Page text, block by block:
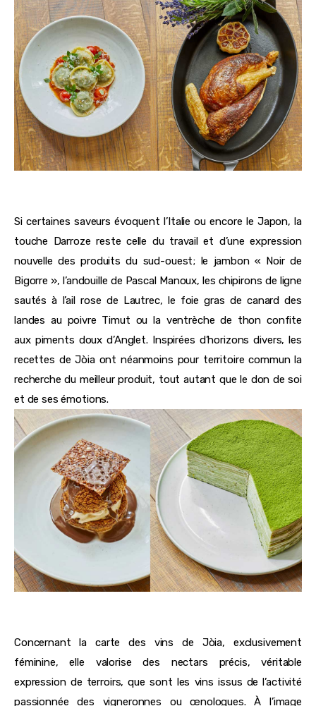
Si certaines saveurs évoquent l’Italie ou encore le Japon, la
touche Darroze reste celle du travail et d’une expression
nouvelle des produits du sud-ouest; le jambon « Noir de
Bigorre », l’andouille de Pascal Manoux, les chipirons de ligne
sautés à l’ail rose de Lautrec, le foie gras de canard des
landes au poivre Timut ou la ventrèche de thon confite
aux piments doux d’Anglet. Inspirées d’horizons divers, les
recettes de Jòia ont néanmoins pour territoire commun la
recherche du meilleur produit, tout autant que le don de soi
et de ses émotions.
Concernant la carte des vins de Jòia, exclusivement
féminine, elle valorise des nectars précis, véritable
expression de terroirs, que sont les vins issus de l’activité
passionnée des vigneronnes ou œnologues. À l’image